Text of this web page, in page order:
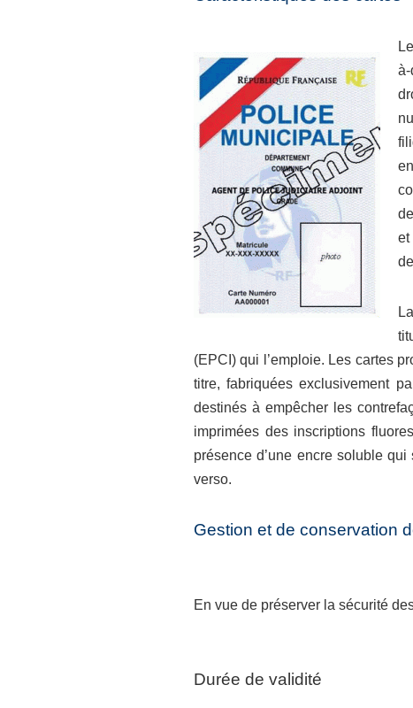
et
(EPCI) qui l’emploie. Les cartes
titre, fabriquées exclusivement
destinés à empêcher les
imprimées des inscriptions
présence d’une encre soluble
verso.
Gestion et de conservation
En vue de préserver la sécurité
Durée de validité